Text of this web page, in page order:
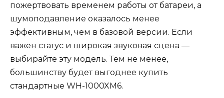
пожертвовать временем работы от батареи, а
шумоподавление оказалось менее
эффективным, чем в базовой версии. Если
важен статус и широкая звуковая сцена —
выбирайте эту модель. Тем не менее,
большинству будет выгоднее купить
стандартные WH-1000XM6.